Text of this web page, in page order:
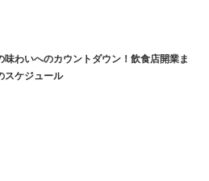
味わいへのカウントダウン！飲食店開業ま
スケジュール